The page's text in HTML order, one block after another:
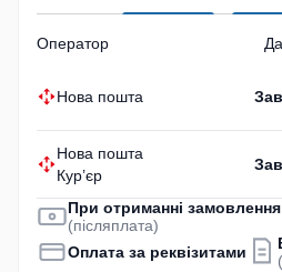
Оператор
Нова пошта
Нова пошта
Кур’єр
При отриманні замовлення
(післяплата)
Оплата за реквізитами